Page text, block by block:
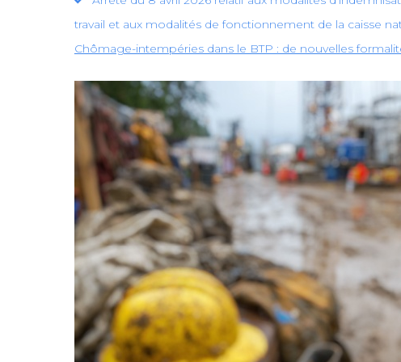
travail et aux modalités de fonctionnement de la caisse
Chômage-intempéries dans le BTP : de nouvelles